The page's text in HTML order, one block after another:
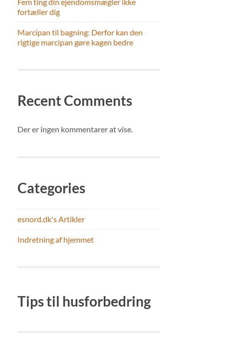
Fem ting din ejendomsmægler ikke
fortæller dig
Marcipan til bagning: Derfor kan den
rigtige marcipan gøre kagen bedre
Recent Comments
Der er ingen kommentarer at vise.
Categories
esnord.dk's Artikler
Indretning af hjemmet
Tips til husforbedring